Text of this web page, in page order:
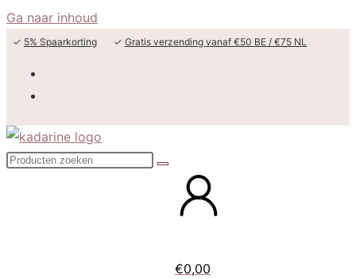
Ga naar inhoud
✓ 5% Spaarkorting ✓ Gratis verzending vanaf €50 BE / €75 NL
€0,00